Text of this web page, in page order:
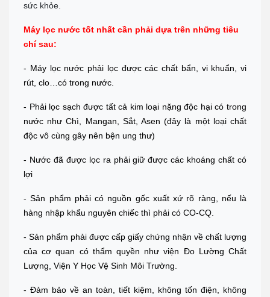
sức khỏe.
Máy lọc nước tốt nhất cần phải dựa trên những tiêu
chí sau:
- Máy lọc nước phải lọc được các chất bẩn, vi khuẩn, vi
rút, clo…có trong nước.
- Phải lọc sạch được tất cả kim loại nặng độc hại có trong
nước như Chì, Mangan, Sắt, Asen (đây là một loại chất
độc vô cùng gây nên bện ung thư)
- Nước đã được lọc ra phải giữ được các khoáng chất có
lợi
- Sản phẩm phải có nguồn gốc xuất xứ rõ ràng, nếu là
hàng nhập khẩu nguyên chiếc thì phải có CO-CQ.
- Sản phẩm phải được cấp giấy chứng nhận về chất lượng
của cơ quan có thẩm quyền như viện Đo Lường Chất
Lượng, Viện Y Học Vệ Sinh Môi Trường.
- Đảm bảo về an toàn, tiết kiệm, không tốn điện, không